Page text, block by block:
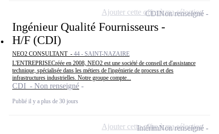
Ingénieur Qualité Fournisseurs -
H/F (CDI)
NEO2 CONSULTANT - 44 - SAINT-NAZAIRE
L'ENTREPRISECréée en 2008, NEO2 est une société de conseil et d'assistance
technique, spécialisée dans les métiers de l'ingénierie de process et des
infrastructures industrielles. Notre groupe compte...
CDI - Non renseigné
Publié il y a plus de 30 jours
CDINon renseigné
Ajouter cette offre à ma sélection
IntérimNon renseigné
Ajouter cette offre à ma sélection